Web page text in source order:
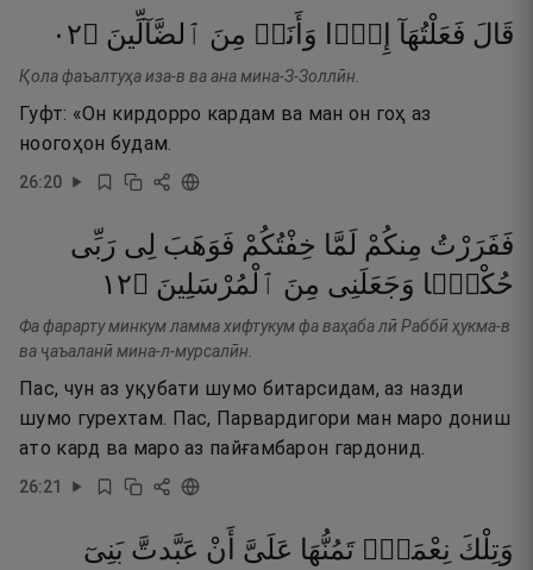
قَالَ فَعَلْتُهَآ إِذًۭا وَأَنَا۠ مِنَ ٱلضَّآلِّينَ ۝٢٠
Қола фаъалтуҳа иза-в ва ана мина-З-Золлӣн.
Гуфт: «Он кирдорро кардам ва ман он гоҳ аз
ноогоҳон будам.
26:20
فَفَرَرْتُ مِنكُمْ لَمَّا خِفْتُكُمْ فَوَهَبَ لِى رَبِّى
حُكْمًۭا وَجَعَلَنِى مِنَ ٱلْمُرْسَلِينَ ۝٢١
Фа фарарту минкум ламма хифтукум фа ваҳаба лӣ Раббӣ ҳукма-в
ва ҷаъаланӣ мина-л-мурсалӣн.
Пас, чун аз уқубати шумо битарсидам, аз назди
шумо гурехтам. Пас, Парвардигори ман маро дониш
ато кард ва маро аз пайғамбарон гардонид.
26:21
وَتِلْكَ نِعْمَةٌۭ تَمُنُّهَا عَلَىَّ أَنْ عَبَّدتَّ بَنِىٓ